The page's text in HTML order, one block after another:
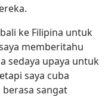
ke Filipina untuk
memberitahu
sedaya upaya untuk
saya cuba
berasa sangat